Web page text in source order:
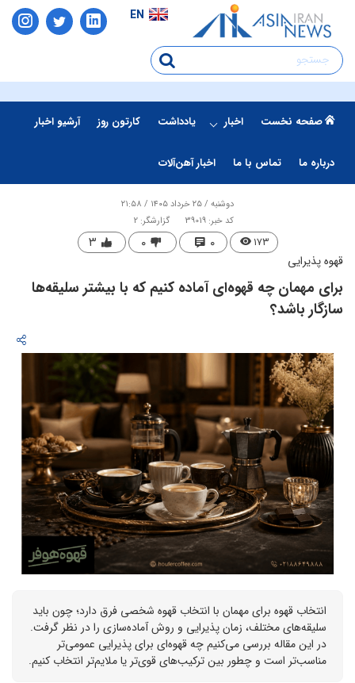
EN
صفحه نخست اخبار یادداشت کارتون روز آرشیو اخبار
درباره ما تماس با ما اخبار آهن‌آلات
دوشنبه / ۲۵ خرداد ۱۴۰۵ / ۲۱:۵۸
کد خبر: 39019
گزارشگر: 2
۱۷۳ ۰ ۰ ۳
قهوه پذیرایی
برای مهمان چه قهوه‌ای آماده کنیم که با بیشتر سلیقه‌ها
سازگار باشد؟
انتخاب قهوه برای مهمان با انتخاب قهوه شخصی فرق دارد؛ چون باید
سلیقه‌های مختلف، زمان پذیرایی و روش آماده‌سازی را در نظر گرفت.
در این مقاله بررسی می‌کنیم چه قهوه‌ای برای پذیرایی عمومی‌تر
مناسب‌تر است و چطور بین ترکیب‌های قوی‌تر یا ملایم‌تر انتخاب کنیم.